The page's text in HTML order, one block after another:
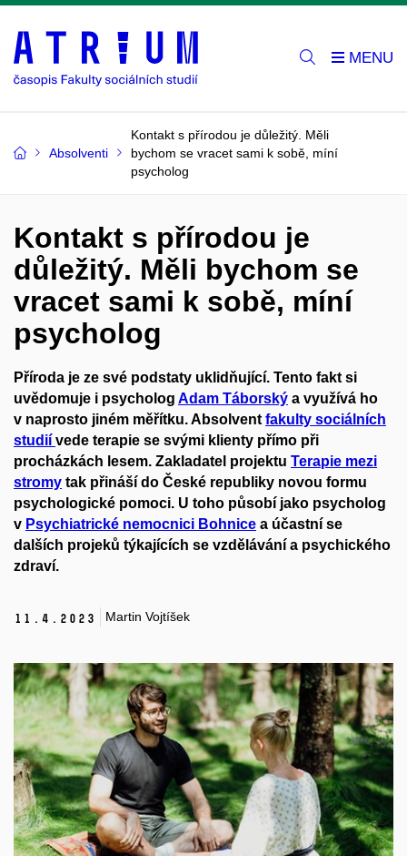
Absolventi
Kontakt s přírodou je důležitý. Měli
bychom se vracet sami k sobě, míní
psycholog
Kontakt s přírodou je
důležitý. Měli bychom se
vracet sami k sobě, míní
psycholog
Příroda je ze své podstaty uklidňující. Tento fakt si
uvědomuje i psycholog Adam Táborský a využívá ho
v naprosto jiném měřítku. Absolvent fakulty sociálních
studií vede terapie se svými klienty přímo při
procházkách lesem. Zakladatel projektu Terapie mezi
stromy tak přináší do České republiky novou formu
psychologické pomoci. U toho působí jako psycholog
v Psychiatrické nemocnici Bohnice a účastní se
dalších projeků týkajících se vzdělávání a psychického
zdraví.
11. 4. 2023 Martin Vojtíšek